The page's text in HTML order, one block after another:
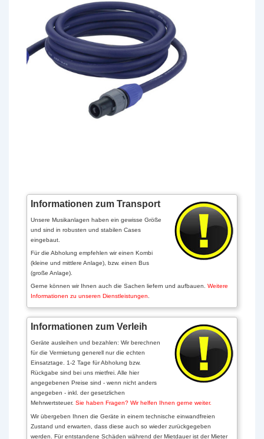
Informationen zum Transport
Unsere Musikanlagen haben ein gewisse Größe
und sind in robusten und stabilen Cases
eingebaut.
Für die Abholung empfehlen wir einen Kombi
(kleine und mittlere Anlage), bzw. einen Bus
(große Anlage).
Gerne können wir Ihnen auch die Sachen liefern und aufbauen. Weitere
Informationen zu unseren Dienstleistungen.
Informationen zum Verleih
Geräte ausleihen und bezahlen: Wir berechnen
für die Vermietung generell nur die echten
Einsatztage. 1-2 Tage für Abholung bzw.
Rückgabe sind bei uns mietfrei. Alle hier
angegebenen Preise sind - wenn nicht anders
angegeben - inkl. der gesetzlichen
Mehrwertsteuer. Sie haben Fragen? Wir helfen Ihnen gerne weiter.
Wir übergeben Ihnen die Geräte in einem technische einwandfreien
Zustand und erwarten, dass diese auch so wieder zurückgegeben
werden. Für entstandene Schäden während der Mietdauer ist der Mieter